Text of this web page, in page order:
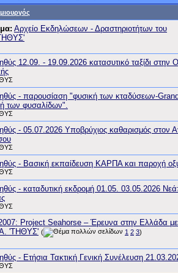
Αρχείο Εκδηλώσεων - Δραστηριοτήτων του
12.09. - 19.09.2026 κατασυτικό ταξίδι στην
- παρουσίαση "φυσική των κταδύσεων-
των φυσαλίδων".
- 05.07.2026 Υποβρύχιος καθαρισμός στον
- Βασική εκπαίδευση ΚΑΡΠΑ και παροχή
- καταδυτική εκδρομή 01.05. 03.05.2026
Project Seahorse – Έρευνα στην Ελλάδα
'ΤΗΘΥΣ' ( 1 2 3)
- Ετήσια Τακτική Γενική Συνέλευση